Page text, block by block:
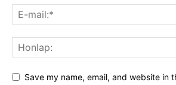
Save my name, email, and website in